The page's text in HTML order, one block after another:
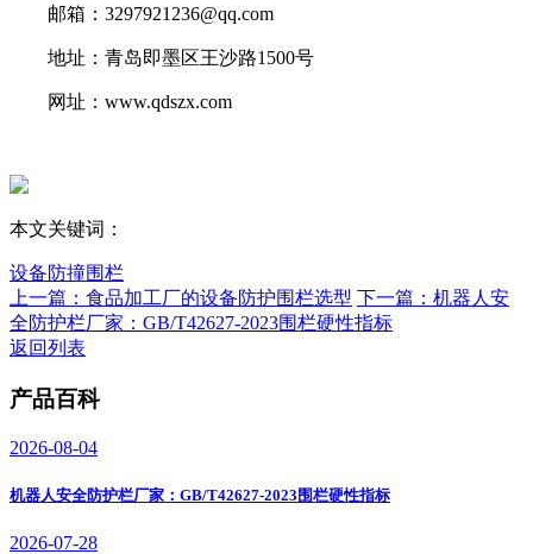
邮箱：3297921236@qq.com
地址：青岛即墨区王沙路1500号
网址：www.qdszx.com
本文关键词：
设备防撞围栏
上一篇：食品加工厂的设备防护围栏选型 下一篇：机器人安
全防护栏厂家：GB/T42627-2023围栏硬性指标
返回列表
产品百科
2026-08-04
机器人安全防护栏厂家：GB/T42627-2023围栏硬性指标
2026-07-28